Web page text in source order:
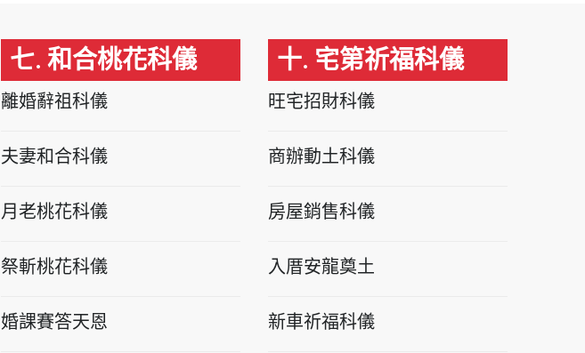
七. 和合桃花科儀
離婚辭祖科儀
夫妻和合科儀
月老桃花科儀
祭斬桃花科儀
婚課賽答天恩
十. 宅第祈福科儀
旺宅招財科儀
商辦動土科儀
房屋銷售科儀
入厝安龍奠土
新車祈福科儀